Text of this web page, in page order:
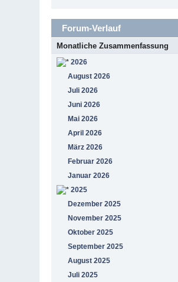
Forum-Verlauf
Monatliche Zusammenfassung
2026
August 2026
Juli 2026
Juni 2026
Mai 2026
April 2026
März 2026
Februar 2026
Januar 2026
2025
Dezember 2025
November 2025
Oktober 2025
September 2025
August 2025
Juli 2025